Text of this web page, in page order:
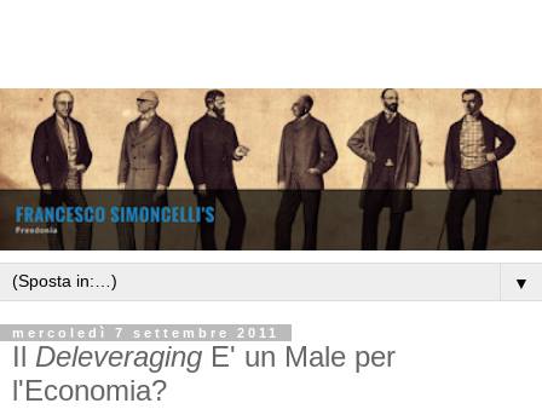
▼
mercoledì 7 settembre 2011
Il Deleveraging E' un Male per
l'Economia?